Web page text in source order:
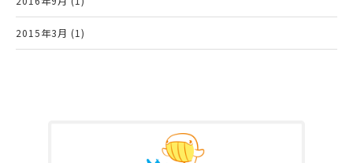
2015年3月 (1)